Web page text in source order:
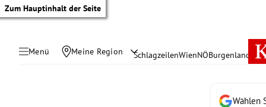
Zum Hauptinhalt der Seite
Menü Meine Region SchlagzeilenWienNÖBurgenland
Wählen